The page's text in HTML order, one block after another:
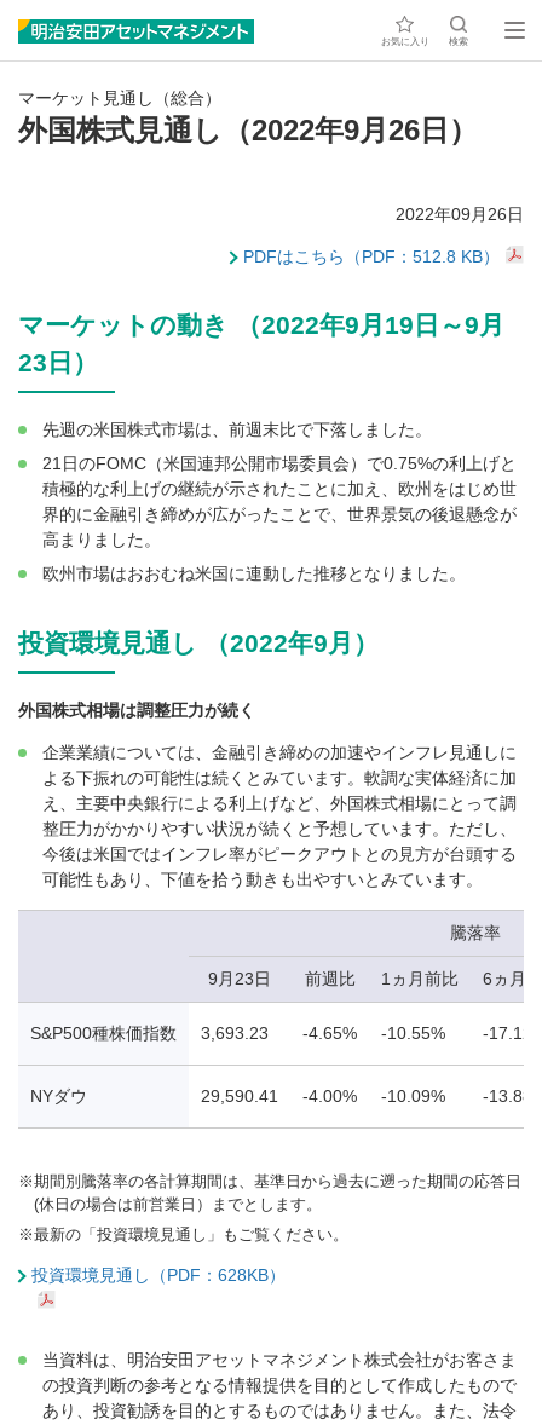
お気に入り 検索
マーケット見通し（総合）
外国株式見通し（2022年9月26日）
2022年09月26日
PDFはこちら（PDF：512.8 KB）
マーケットの動き （2022年9月19日～9月
23日）
先週の米国株式市場は、前週末比で下落しました。
21日のFOMC（米国連邦公開市場委員会）で0.75%の利上げと
積極的な利上げの継続が示されたことに加え、欧州をはじめ世
界的に金融引き締めが広がったことで、世界景気の後退懸念が
高まりました。
欧州市場はおおむね米国に連動した推移となりました。
投資環境見通し （2022年9月）
外国株式相場は調整圧力が続く
企業業績については、金融引き締めの加速やインフレ見通しに
よる下振れの可能性は続くとみています。軟調な実体経済に加
え、主要中央銀行による利上げなど、外国株式相場にとって調
整圧力がかかりやすい状況が続くと予想しています。ただし、
今後は米国ではインフレ率がピークアウトとの見方が台頭する
可能性もあり、下値を拾う動きも出やすいとみています。
騰落率
9月23日 前週比 1ヵ月前比 6ヵ月
S&P500種株価指数 3,693.23 -4.65% -10.55% -
NYダウ 29,590.41 -4.00% -10.09% -
※期間別騰落率の各計算期間は、基準日から過去に遡った期間の応答日
(休日の場合は前営業日）までとします。
※最新の「投資環境見通し」もご覧ください。
投資環境見通し（PDF：628KB）
当資料は、明治安田アセットマネジメント株式会社がお客さま
の投資判断の参考となる情報提供を目的として作成したもので
あり、投資勧誘を目的とするものではありません。また、法令